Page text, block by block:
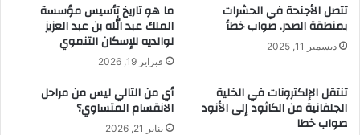
تتصل الأجنحة في الحشرات
بمنطقة الصدر. صواب خطأ
ديسمبر 11, 2025
ما هو تاريخ تأسيس مؤسسة
الملك عبد الله بن عبد العزيز
لوالديه للإسكان التنموي
فبراير 19, 2026
تنتقل الإلكترونات في الخلية
الجلفانية من الكاثود إلى الأنود
صواب خطا
أي من التالي ليس من مراحل
الانقسام المتساوي؟
يناير 21, 2026